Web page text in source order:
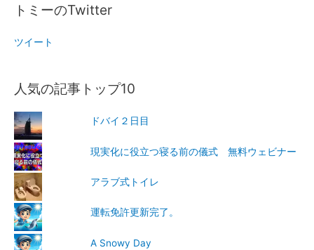
トミーのTwitter
ツイート
人気の記事トップ10
ドバイ２日目
現実化に役立つ寝る前の儀式 無料ウェビナー
アラブ式トイレ
運転免許更新完了。
A Snowy Day